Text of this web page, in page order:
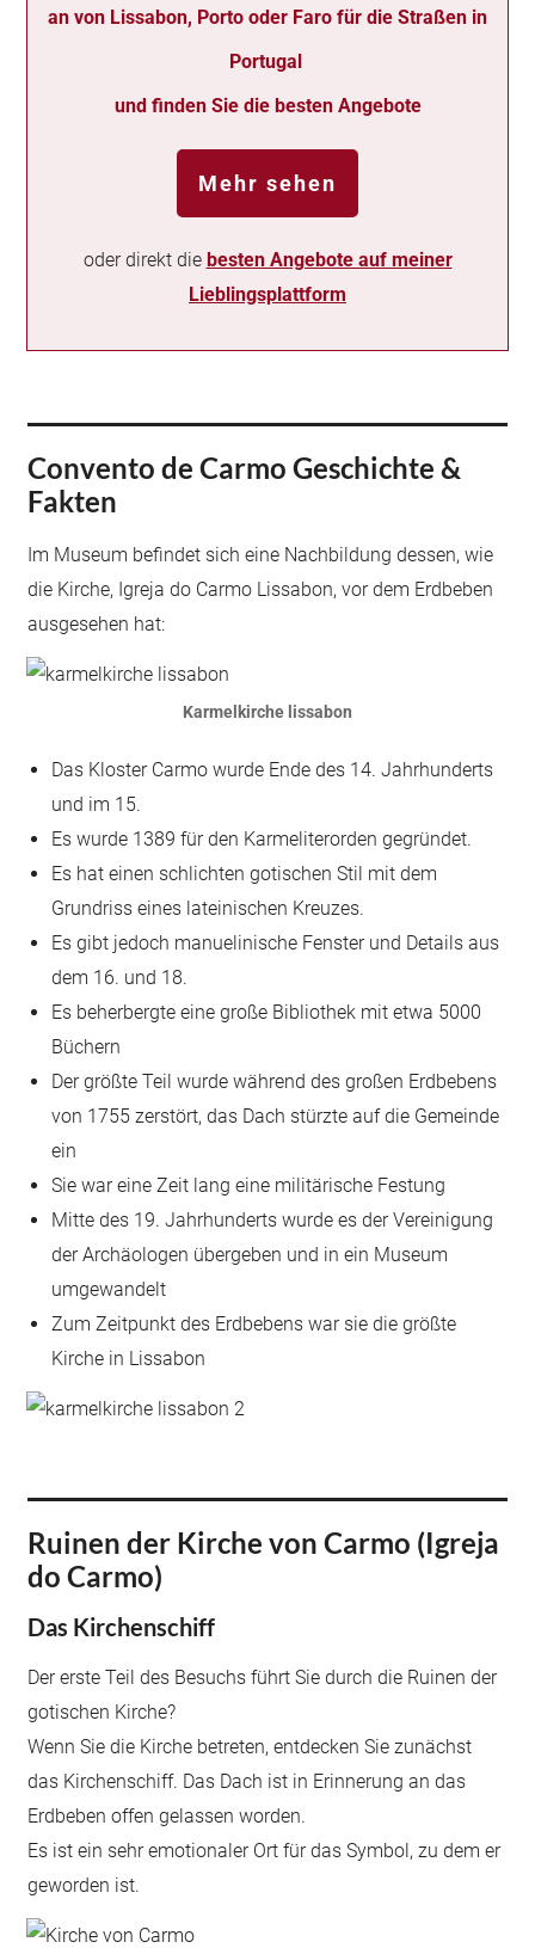
an von Lissabon, Porto oder Faro für die Straßen in
Portugal
und finden Sie die besten Angebote
Mehr sehen
oder direkt die besten Angebote auf meiner
Lieblingsplattform
Convento de Carmo Geschichte &
Fakten
Im Museum befindet sich eine Nachbildung dessen, wie
die Kirche, Igreja do Carmo Lissabon, vor dem Erdbeben
ausgesehen hat:
Karmelkirche lissabon
Das Kloster Carmo wurde Ende des 14. Jahrhunderts
und im 15.
Es wurde 1389 für den Karmeliterorden gegründet.
Es hat einen schlichten gotischen Stil mit dem
Grundriss eines lateinischen Kreuzes.
Es gibt jedoch manuelinische Fenster und Details aus
dem 16. und 18.
Es beherbergte eine große Bibliothek mit etwa 5000
Büchern
Der größte Teil wurde während des großen Erdbebens
von 1755 zerstört, das Dach stürzte auf die Gemeinde
ein
Sie war eine Zeit lang eine militärische Festung
Mitte des 19. Jahrhunderts wurde es der Vereinigung
der Archäologen übergeben und in ein Museum
umgewandelt
Zum Zeitpunkt des Erdbebens war sie die größte
Kirche in Lissabon
Ruinen der Kirche von Carmo (Igreja
do Carmo)
Das Kirchenschiff
Der erste Teil des Besuchs führt Sie durch die Ruinen der
gotischen Kirche?
Wenn Sie die Kirche betreten, entdecken Sie zunächst
das Kirchenschiff. Das Dach ist in Erinnerung an das
Erdbeben offen gelassen worden.
Es ist ein sehr emotionaler Ort für das Symbol, zu dem er
geworden ist.